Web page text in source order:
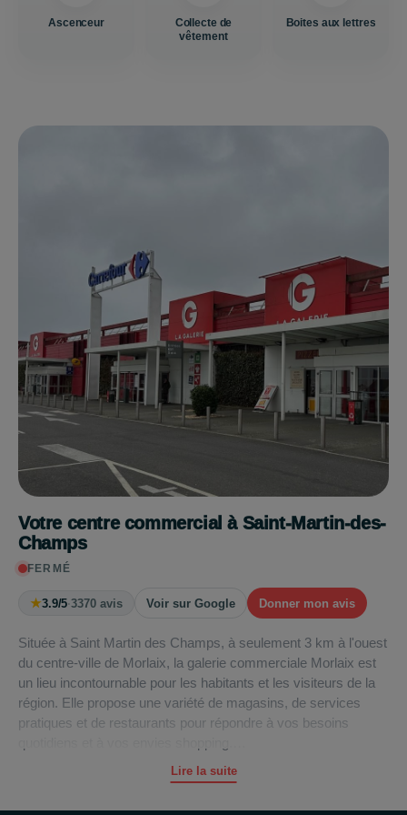
Ascenceur
Collecte de
vêtement
Boites aux lettres
Votre centre commercial à Saint-Martin-des-
Champs
FERMÉ
★3.9/5·3370 avis Voir sur Google Donner mon avis
Située à Saint Martin des Champs, à seulement 3 km à l'ouest
du centre-ville de Morlaix, la galerie commerciale Morlaix est
un lieu incontournable pour les habitants et les visiteurs de la
région. Elle propose une variété de magasins, de services
pratiques et de restaurants pour répondre à vos besoins
Carrefouroffre une gamme complète de
Lire la suite